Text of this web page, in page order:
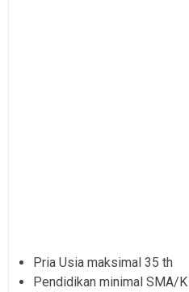
Pria Usia maksimal 35 th
Pendidikan minimal SMA/